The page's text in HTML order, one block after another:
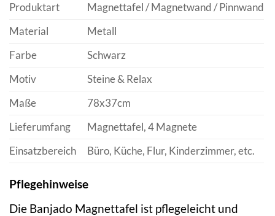
Produktart
Magnettafel / Magnetwand / Pinnwand
Material
Metall
Farbe
Schwarz
Motiv
Steine & Relax
Maße
78x37cm
Lieferumfang
Magnettafel, 4 Magnete
Einsatzbereich
Büro, Küche, Flur, Kinderzimmer, etc.
Pflegehinweise
Die Banjado Magnettafel ist pflegeleicht und